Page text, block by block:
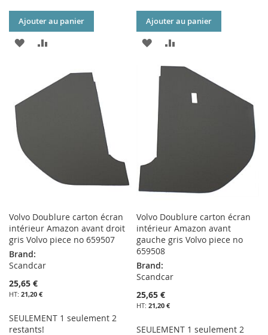
Ajouter au panier
AJOUTER
LISTE
COMPARATEUR
Ajouter au panier
AJOUTER
MA
LISTE
D’ENVIE
COMPARATEUR
Volvo Doublure carton écran
intérieur Amazon avant droit
gris Volvo piece no 659507
Brand:
Scandcar
25,65 €
21,20 €
SEULEMENT 1 seulement 2
restants!
Volvo Doublure carton écran
intérieur Amazon avant
gauche gris Volvo piece no
659508
Brand:
Scandcar
25,65 €
21,20 €
SEULEMENT 1 seulement 2